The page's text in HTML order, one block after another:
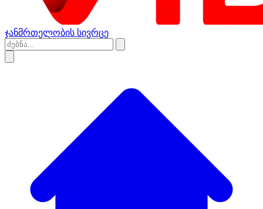
ჯანმრთელობის სივრცე